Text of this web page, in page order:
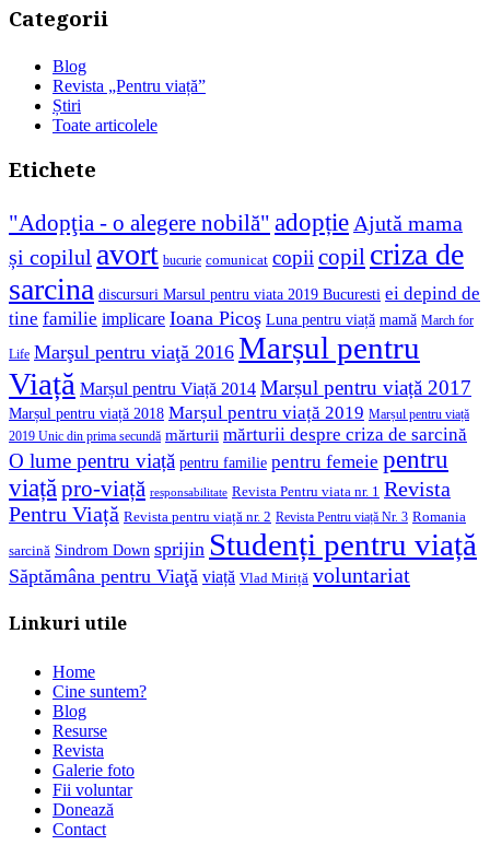
Categorii
Blog
Revista „Pentru viață”
Știri
Toate articolele
Etichete
"Adopţia - o alegere nobilă" adopție Ajută mama
și copilul avort bucurie comunicat copii copil criza de
sarcina discursuri Marsul pentru viata 2019 Bucuresti ei depind de
tine familie implicare Ioana Picoş Luna pentru viață mamă March for
Life Marşul pentru viaţă 2016 Marșul pentru
Viață Marșul pentru Viață 2014 Marșul pentru viață 2017
Marșul pentru viață 2018 Marșul pentru viață 2019 Marșul pentru viață
2019 Unic din prima secundă mărturii mărturii despre criza de sarcină
O lume pentru viață pentru familie pentru femeie pentru
viațăpro-viață responsabilitate Revista Pentru viata nr. 1 Revista
Pentru Viață Revista pentru viață nr. 2 Revista Pentru viață Nr. 3 Romania
sarcină Sindrom Down sprijin Studenți pentru viață
Săptămâna pentru Viaţă viață Vlad Miriță voluntariat
Linkuri utile
Home
Cine suntem?
Blog
Resurse
Revista
Galerie foto
Fii voluntar
Donează
Contact